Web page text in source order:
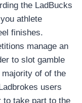
the LadBucks
athlete
finishes.
manage an
to slot gamble
of of the
users
to take part to the